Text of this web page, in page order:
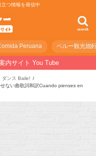
つ情報を発信中
search
Peruana ペルー観光旅
内サイト You Tube
ダンス Baile!
ない曲歌詞和訳Cuando pienses en